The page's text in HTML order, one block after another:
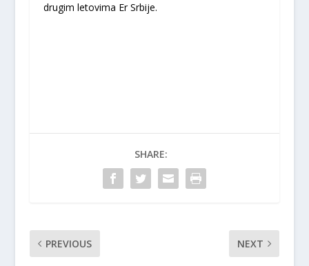
drugim letovima Er Srbije.
SHARE:
PREVIOUS NEXT